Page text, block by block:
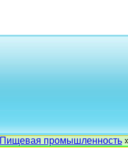
Пищевая промышленность